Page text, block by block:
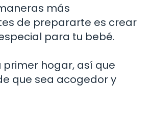
más
de prepararte es crear
para tu bebé.
primer hogar, así que
que sea acogedor y